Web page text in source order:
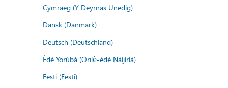
Cymraeg (Y Deyrnas Unedig)
Dansk (Danmark)
Deutsch (Deutschland)
Èdè Yorùbá (Orilẹ̀-èdè Nàìjíríà)
Eesti (Eesti)